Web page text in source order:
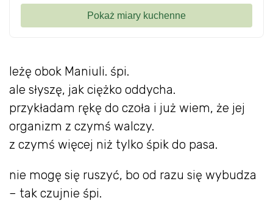
leżę obok Maniuli. śpi.
ale słyszę, jak ciężko oddycha.
przykładam rękę do czoła i już wiem, że jej
organizm z czymś walczy.
z czymś więcej niż tylko śpik do pasa.
nie mogę się ruszyć, bo od razu się wybudza
– tak czujnie śpi.